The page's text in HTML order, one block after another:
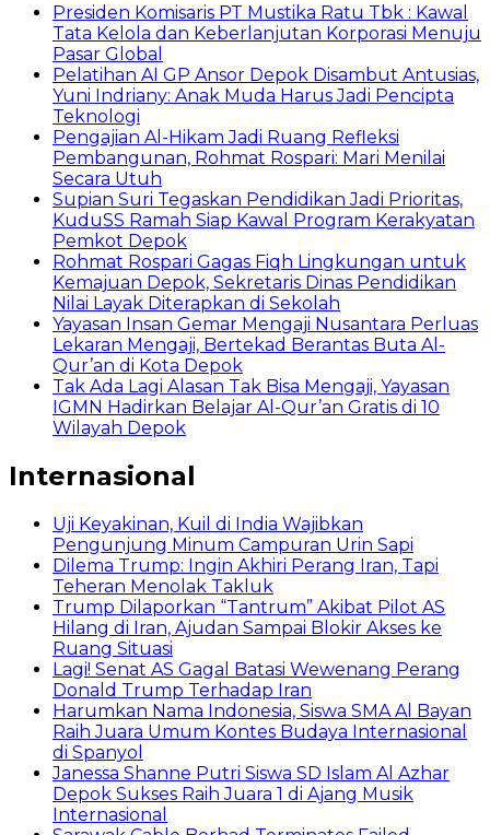
Presiden Komisaris PT Mustika Ratu Tbk : Kawal
Tata Kelola dan Keberlanjutan Korporasi Menuju
Pasar Global
Pelatihan AI GP Ansor Depok Disambut Antusias,
Yuni Indriany: Anak Muda Harus Jadi Pencipta
Teknologi
Pengajian Al-Hikam Jadi Ruang Refleksi
Pembangunan, Rohmat Rospari: Mari Menilai
Secara Utuh
Supian Suri Tegaskan Pendidikan Jadi Prioritas,
KuduSS Ramah Siap Kawal Program Kerakyatan
Pemkot Depok
Rohmat Rospari Gagas Fiqh Lingkungan untuk
Kemajuan Depok, Sekretaris Dinas Pendidikan
Nilai Layak Diterapkan di Sekolah
Yayasan Insan Gemar Mengaji Nusantara Perluas
Lekaran Mengaji, Bertekad Berantas Buta Al-
Qur’an di Kota Depok
Tak Ada Lagi Alasan Tak Bisa Mengaji, Yayasan
IGMN Hadirkan Belajar Al-Qur’an Gratis di 10
Wilayah Depok
Internasional
Uji Keyakinan, Kuil di India Wajibkan
Pengunjung Minum Campuran Urin Sapi
Dilema Trump: Ingin Akhiri Perang Iran, Tapi
Teheran Menolak Takluk
Trump Dilaporkan “Tantrum” Akibat Pilot AS
Hilang di Iran, Ajudan Sampai Blokir Akses ke
Ruang Situasi
Lagi! Senat AS Gagal Batasi Wewenang Perang
Donald Trump Terhadap Iran
Harumkan Nama Indonesia, Siswa SMA Al Bayan
Raih Juara Umum Kontes Budaya Internasional
di Spanyol
Janessa Shanne Putri Siswa SD Islam Al Azhar
Depok Sukses Raih Juara 1 di Ajang Musik
Internasional